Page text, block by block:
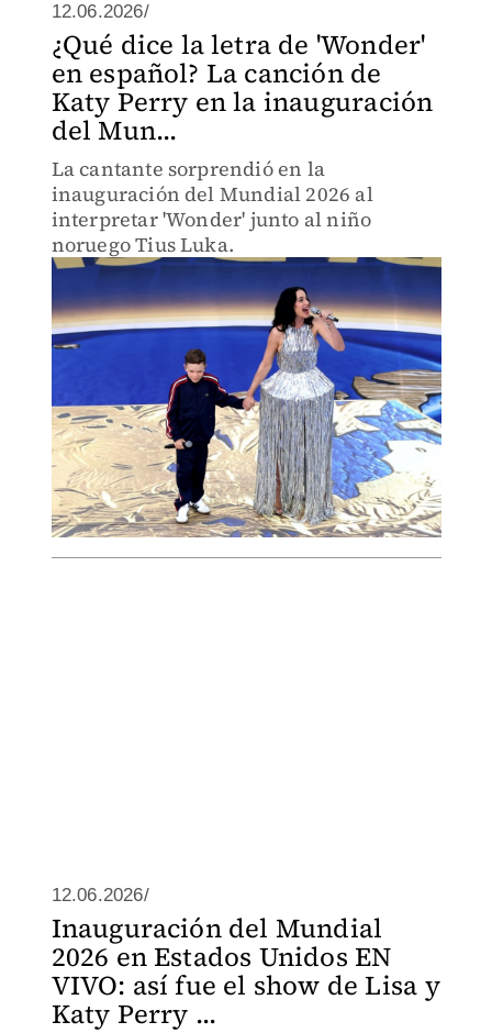
12.06.2026/
¿Qué dice la letra de 'Wonder'
en español? La canción de
Katy Perry en la inauguración
del Mun...
La cantante sorprendió en la
inauguración del Mundial 2026 al
interpretar 'Wonder' junto al niño
noruego Tius Luka.
12.06.2026/
Inauguración del Mundial
2026 en Estados Unidos EN
VIVO: así fue el show de Lisa y
Katy Perry ...